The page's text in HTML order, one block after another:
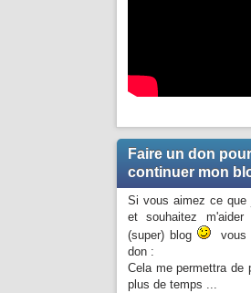
Faire un don
continuer mon
Si vous aimez ce que
et souhaitez
(super) blog
vous
don :
Cela me permettra de
plus de temps ...